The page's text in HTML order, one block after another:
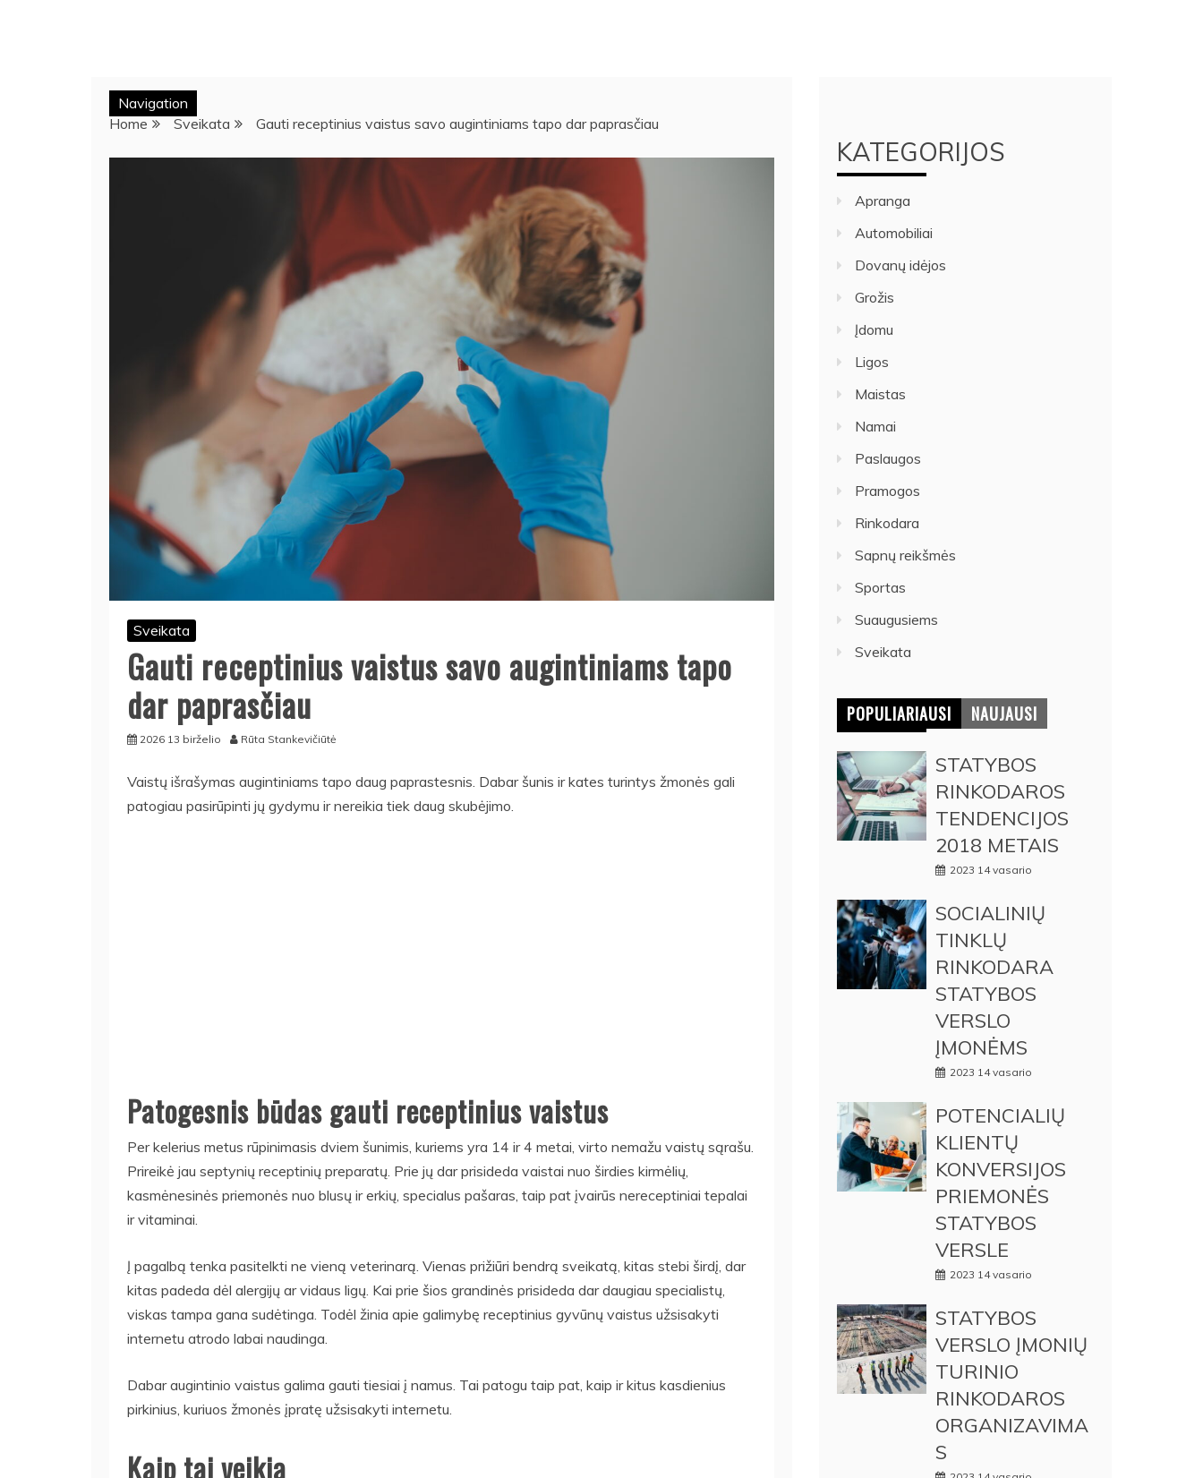
Navigation
Home
Sveikata Gauti receptinius vaistus savo augintiniams tapo dar paprasčiau
Sveikata
Gauti receptinius vaistus savo augintiniams tapo
dar paprasčiau
2026 13 birželio Rūta Stankevičiūtė
Vaistų išrašymas augintiniams tapo daug paprastesnis. Dabar šunis ir kates turintys žmonės gali
patogiau pasirūpinti jų gydymu ir nereikia tiek daug skubėjimo.
Patogesnis būdas gauti receptinius vaistus
Per kelerius metus rūpinimasis dviem šunimis, kuriems yra 14 ir 4 metai, virto nemažu vaistų sąrašu.
Prireikė jau septynių receptinių preparatų. Prie jų dar prisideda vaistai nuo širdies kirmėlių,
kasmėnesinės priemonės nuo blusų ir erkių, specialus pašaras, taip pat įvairūs nereceptiniai tepalai
ir vitaminai.
Į pagalbą tenka pasitelkti ne vieną veterinarą. Vienas prižiūri bendrą sveikatą, kitas stebi širdį, dar
kitas padeda dėl alergijų ar vidaus ligų. Kai prie šios grandinės prisideda dar daugiau specialistų,
viskas tampa gana sudėtinga. Todėl žinia apie galimybę receptinius gyvūnų vaistus užsisakyti
internetu atrodo labai naudinga.
Dabar augintinio vaistus galima gauti tiesiai į namus. Tai patogu taip pat, kaip ir kitus kasdienius
pirkinius, kuriuos žmonės įpratę užsisakyti internetu.
Kaip tai veikia
KATEGORIJOS
Apranga
Automobiliai
Dovanų idėjos
Grožis
Įdomu
Ligos
Maistas
Namai
Paslaugos
Pramogos
Rinkodara
Sapnų reikšmės
Sportas
Suaugusiems
Sveikata
POPULIARIAUSI NAUJAUSI
STATYBOS
RINKODAROS
TENDENCIJOS
2018 METAIS
2023 14 vasario
SOCIALINIŲ
TINKLŲ
RINKODARA
STATYBOS
VERSLO
ĮMONĖMS
2023 14 vasario
POTENCIALIŲ
KLIENTŲ
KONVERSIJOS
PRIEMONĖS
STATYBOS
VERSLE
2023 14 vasario
STATYBOS
VERSLO ĮMONIŲ
TURINIO
RINKODAROS
ORGANIZAVIMA
S